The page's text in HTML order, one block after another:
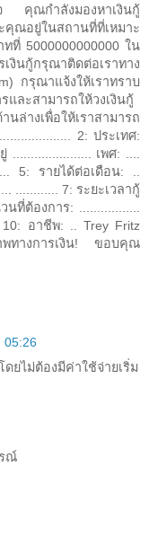
จ คุณกำลังมองหาเงินกู้
คุณอยู่ในสถานที่ที่เหมาะ
ทที่ 5000000000000 ใน
งินกู้กรุณาติดต่อเราทาง
กรุณาแจ้งให้เราทราบ
และสามารถให้วงเงินกู้
างเพื่อให้เราสามารถ
2: ประเทศ:
...................... เพศ: ....
5: รายได้ต่อเดือน: ..
............ 7: ระยะเวลากู้
ที่ต้องการ: .................
10: อาชีพ: .. Trey Fritz
พทางการเงิน! ขอบคุณ
05:26
ยไม่ต้องมีค่าใช้จ่ายเริ่ม
ณ์